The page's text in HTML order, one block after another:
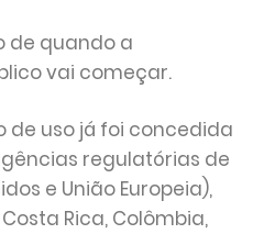
de quando a
vai começar.
de uso já foi concedida
regulatórias de
e União Europeia),
Rica, Colômbia,